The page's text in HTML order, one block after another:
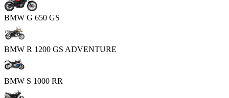
BMW G 650 GS
BMW R 1200 GS ADVENTURE
BMW S 1000 RR